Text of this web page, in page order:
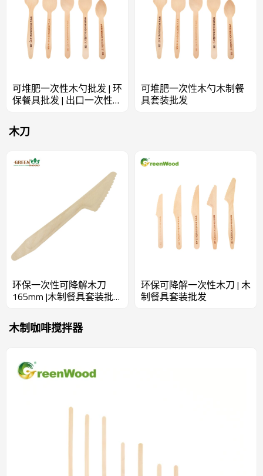
可堆肥一次性木勺批发 | 环
保餐具批发 | 出口一次性木
可堆肥一次性木勺木制餐
具套装批发
木刀
环保一次性可降解木刀
165mm |木制餐具套装批
环保可降解一次性木刀 | 木
制餐具套装批发
木制咖啡搅拌器